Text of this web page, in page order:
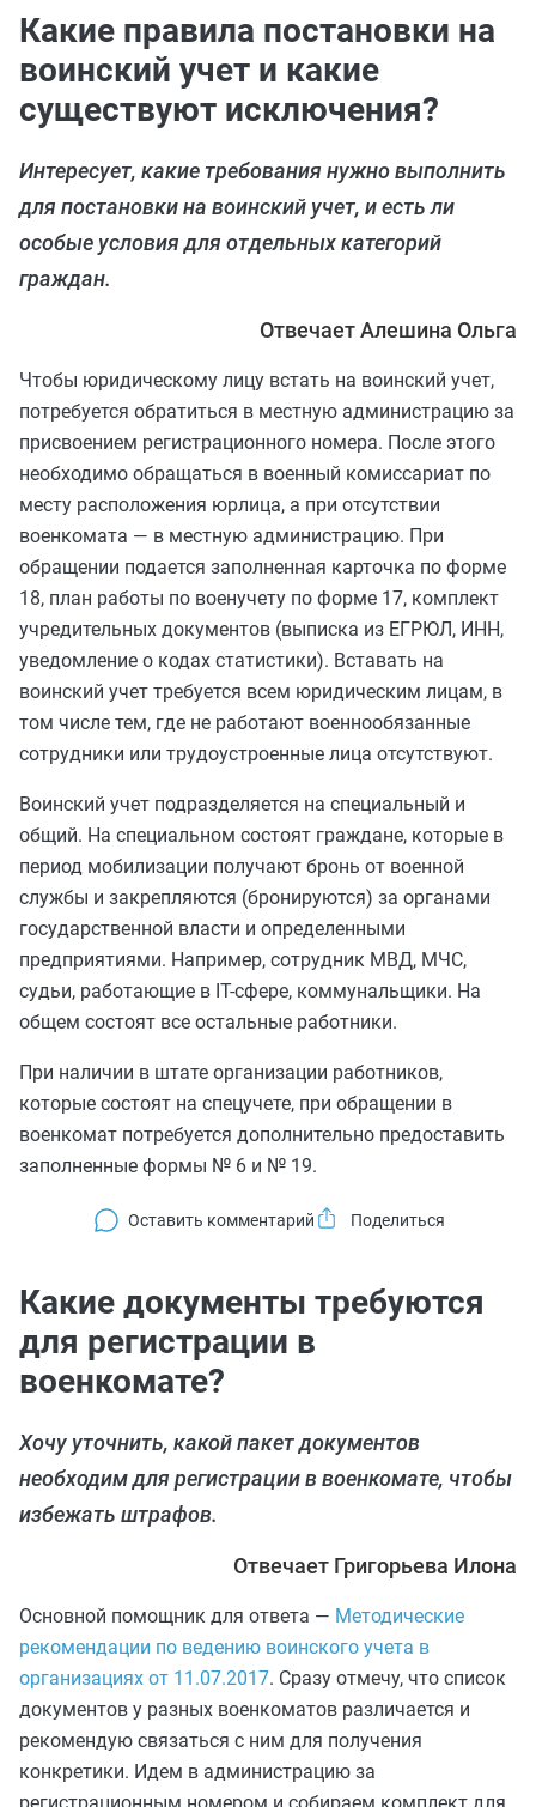
Какие правила постановки на
воинский учет и какие
существуют исключения?
Интересует, какие требования нужно выполнить
для постановки на воинский учет, и есть ли
особые условия для отдельных категорий
граждан.
Отвечает Алешина Ольга
Чтобы юридическому лицу встать на воинский учет,
потребуется обратиться в местную администрацию за
присвоением регистрационного номера. После этого
необходимо обращаться в военный комиссариат по
месту расположения юрлица, а при отсутствии
военкомата — в местную администрацию. При
обращении подается заполненная карточка по форме
18, план работы по военучету по форме 17, комплект
учредительных документов (выписка из ЕГРЮЛ, ИНН,
уведомление о кодах статистики). Вставать на
воинский учет требуется всем юридическим лицам, в
том числе тем, где не работают военнообязанные
сотрудники или трудоустроенные лица отсутствуют.
Воинский учет подразделяется на специальный и
общий. На специальном состоят граждане, которые в
период мобилизации получают бронь от военной
службы и закрепляются (бронируются) за органами
государственной власти и определенными
предприятиями. Например, сотрудник МВД, МЧС,
судьи, работающие в IT-сфере, коммунальщики. На
общем состоят все остальные работники.
При наличии в штате организации работников,
которые состоят на спецучете, при обращении в
военкомат потребуется дополнительно предоставить
заполненные формы № 6 и № 19.
Оставить комментарий
Какие документы требуются
для регистрации в
военкомате?
Хочу уточнить, какой пакет документов
необходим для регистрации в военкомате, чтобы
избежать штрафов.
Отвечает Григорьева Илона
Основной помощник для ответа — Методические
рекомендации по ведению воинского учета в
организациях от 11.07.2017. Сразу отмечу, что список
документов у разных военкоматов различается и
рекомендую связаться с ним для получения
конкретики. Идем в администрацию за